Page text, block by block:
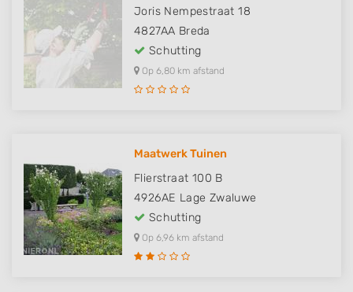
Joris Nempestraat 18
4827AA Breda
Schutting
Op 6,80 km afstand
Maatwerk Tuinen
Flierstraat 100 B
4926AE Lage Zwaluwe
Schutting
Op 6,96 km afstand